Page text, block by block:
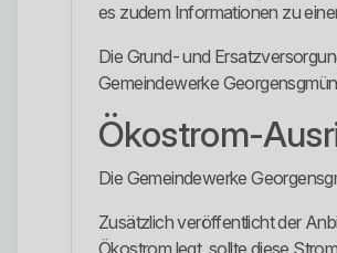
es zudem Informationen zu
Die Grund- und
Gemeindewerke
Ökostrom-
Die Gemeindewerke
Zusätzlich veröffentlicht der